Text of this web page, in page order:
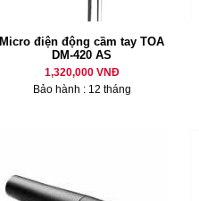
Micro điện động cầm tay TOA
DM-420 AS
1,320,000 VNĐ
Bảo hành : 12 tháng